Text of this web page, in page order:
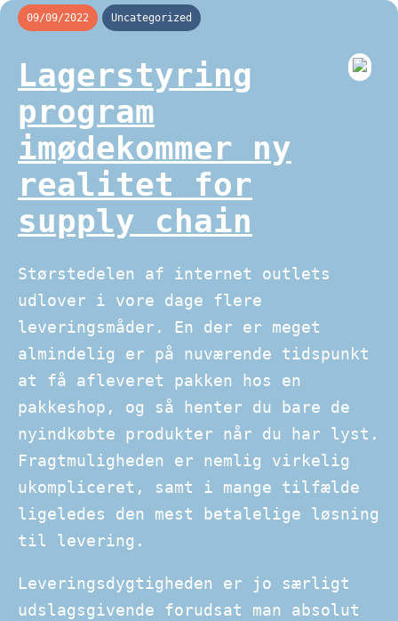
09/09/2022 Uncategorized
Lagerstyring
program
imødekommer ny
realitet for
supply chain
Størstedelen af internet outlets
udlover i vore dage flere
leveringsmåder. En der er meget
almindelig er på nuværende tidspunkt
at få afleveret pakken hos en
pakkeshop, og så henter du bare de
nyindkøbte produkter når du har lyst.
Fragtmuligheden er nemlig virkelig
ukompliceret, samt i mange tilfælde
ligeledes den mest betalelige løsning
til levering.
Leveringsdygtigheden er jo særligt
udslagsgivende forudsat man absolut